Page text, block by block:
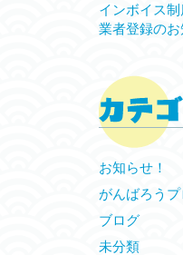
インボイス
業者登録の
お知らせ！
がんばろうプ
ブログ
未分類